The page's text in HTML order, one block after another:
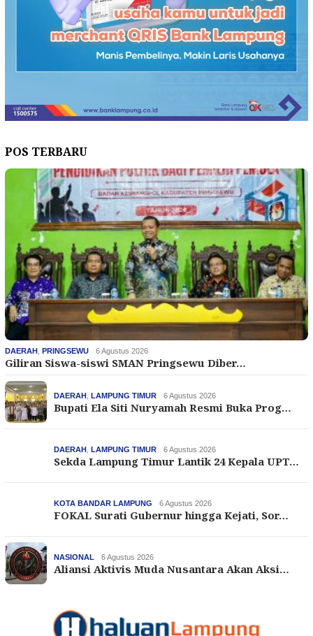
POS TERBARU
DAERAH PRINGSEWU 6 Agustus 2026
Giliran Siswa-siswi SMAN Pringsewu Diber…
DAERAH LAMPUNG TIMUR 6 Agustus 2026
Bupati Ela Siti Nuryamah Resmi Buka Prog…
DAERAH LAMPUNG TIMUR 6 Agustus 2026
Sekda Lampung Timur Lantik 24 Kepala UPT…
KOTA BANDAR LAMPUNG 6 Agustus 2026
FOKAL Surati Gubernur hingga Kejati, Sor…
NASIONAL 6 Agustus 2026
Aliansi Aktivis Muda Nusantara Akan Aksi…